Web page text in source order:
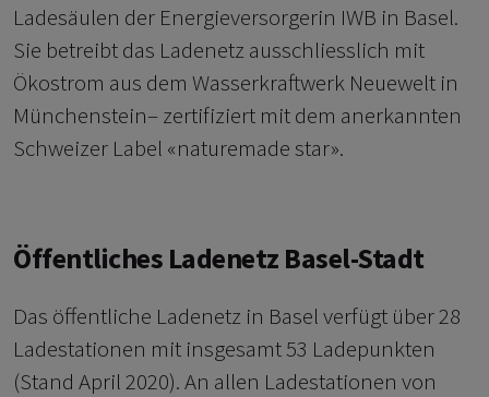
Ladesäulen der Energieversorgerin IWB in Basel.
Sie betreibt das Ladenetz ausschliesslich mit
Ökostrom aus dem Wasserkraftwerk Neuewelt in
Münchenstein– zertifiziert mit dem anerkannten
Schweizer Label «naturemade star».
Öffentliches Ladenetz Basel-Stadt
Das öffentliche Ladenetz in Basel verfügt über 28
Ladestationen mit insgesamt 53 Ladepunkten
(Stand April 2020). An allen Ladestationen von